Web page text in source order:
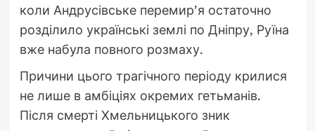
коли Андрусівське перемир’я остаточно
розділило українські землі по Дніпру, Руїна
вже набула повного розмаху.
Причини цього трагічного періоду крилися
не лише в амбіціях окремих гетьманів.
Після смерті Хмельницького зник